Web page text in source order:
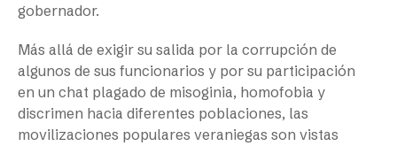
gobernador.
Más allá de exigir su salida por la corrupción de
algunos de sus funcionarios y por su participación
en un chat plagado de misoginia, homofobia y
discrimen hacia diferentes poblaciones, las
movilizaciones populares veraniegas son vistas